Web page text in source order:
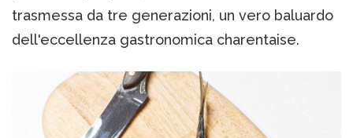
trasmessa da tre generazioni, un vero baluardo
dell'eccellenza gastronomica charentaise.